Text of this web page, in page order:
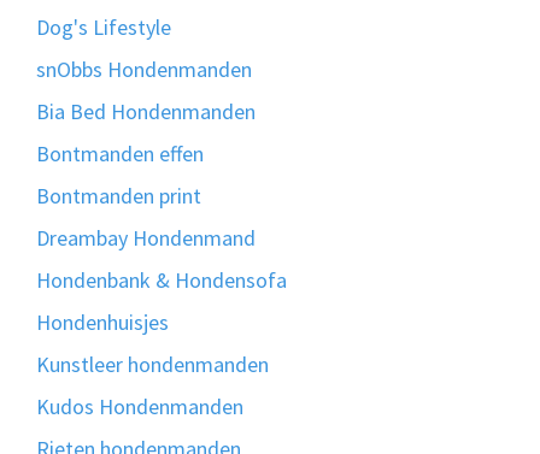
Dog's Lifestyle
snObbs Hondenmanden
Bia Bed Hondenmanden
Bontmanden effen
Bontmanden print
Dreambay Hondenmand
Hondenbank & Hondensofa
Hondenhuisjes
Kunstleer hondenmanden
Kudos Hondenmanden
Rieten hondenmanden